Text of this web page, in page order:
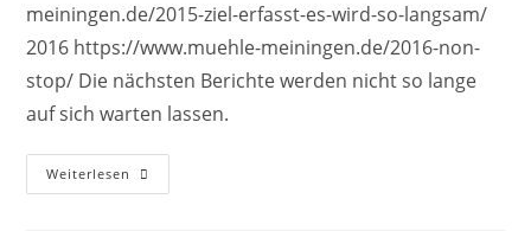
meiningen.de/2015-ziel-erfasst-es-wird-so-langsam/
2016 https://www.muehle-meiningen.de/2016-non-
stop/ Die nächsten Berichte werden nicht so lange
auf sich warten lassen.
Weiterlesen Weitere
Jahrgangsberiche